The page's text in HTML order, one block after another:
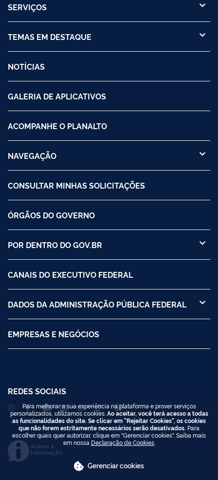
SERVIÇOS
TEMAS EM DESTAQUE
NOTÍCIAS
GALERIA DE APLICATIVOS
ACOMPANHE O PLANALTO
NAVEGAÇÃO
CONSULTAR MINHAS SOLICITAÇÕES
ÓRGÃOS DO GOVERNO
POR DENTRO DO GOV.BR
CANAIS DO EXECUTIVO FEDERAL
DADOS DA ADMINISTRAÇÃO PÚBLICA FEDERAL
EMPRESAS E NEGÓCIOS
REDES SOCIAIS
Acesso à
Informação
Para melhorar a sua experiência na plataforma e prover serviços
personalizados, utilizamos cookies. Ao aceitar, você terá acesso a todas
as funcionalidades do site. Se clicar em "Rejeitar Cookies", os cookies
que não forem estritamente necessários serão desativados. Para
escolher quais quer autorizar, clique em "Gerenciar cookies". Saiba mais
em nossa Declaração de Cookies.
Gerenciar cookies